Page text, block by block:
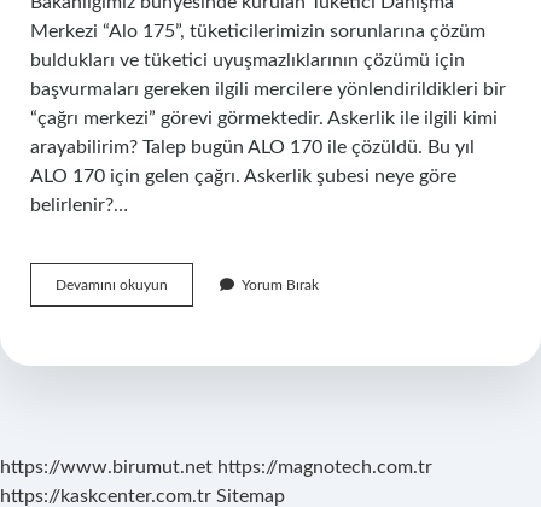
Merkezi “Alo 175”, tüketicilerimizin sorunlarına çözüm
buldukları ve tüketici uyuşmazlıklarının çözümü için
başvurmaları gereken ilgili mercilere yönlendirildikleri bir
“çağrı merkezi” görevi görmektedir. Askerlik ile ilgili kimi
arayabilirim? Talep bugün ALO 170 ile çözüldü. Bu yıl
ALO 170 için gelen çağrı. Askerlik şubesi neye göre
belirlenir?…
Devamını okuyun
Şubesi
Edilir
Yorum Bırak
https://www.birumut.net https://magnotech.com.tr
https://kaskcenter.com.tr Sitemap